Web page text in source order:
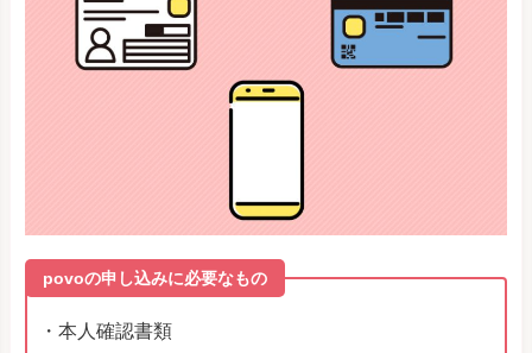
povoの申し込みに必要なもの
・本人確認書類